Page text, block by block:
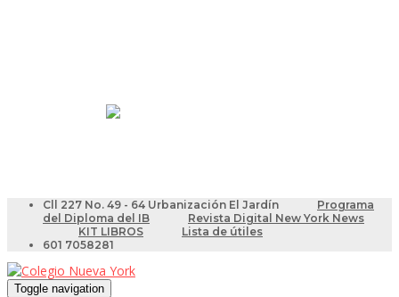
Cll 227 No. 49 - 64 Urbanización El Jardín
Programa
del Diploma del IB
Revista Digital New York News
KIT LIBROS
Lista de útiles
601 7058281
Toggle navigation